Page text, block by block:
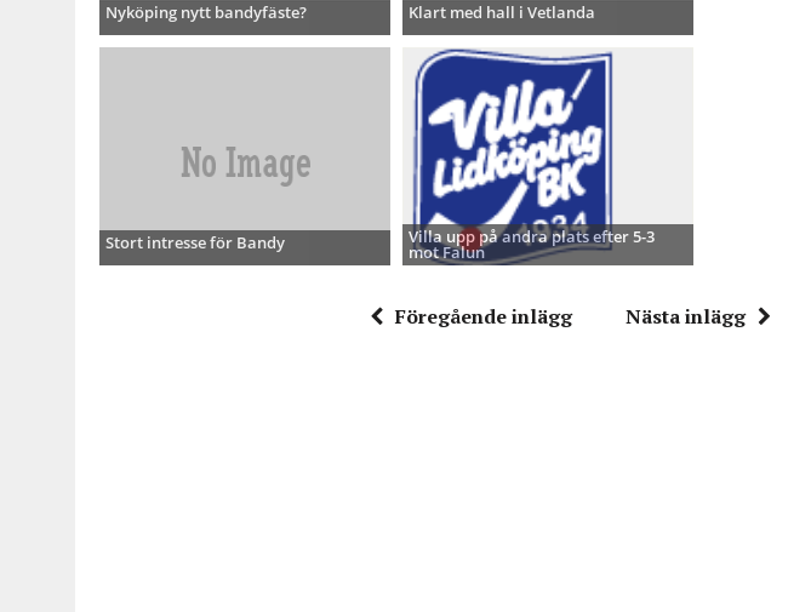
Nyköping nytt bandyfäste? Klart med hall i Vetlanda
Stort intresse för Bandy Villa upp på andra plats efter 5-3
mot Falun
Föregående inlägg Nästa inlägg